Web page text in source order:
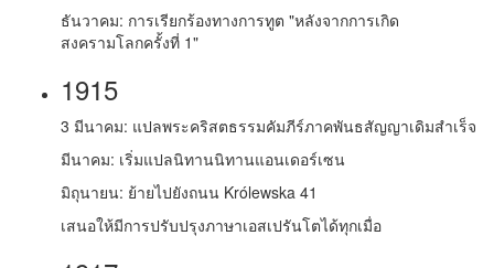
ธันวาคม: การเรียกร้องทางการทูต "หลังจากการเกิด
สงครามโลกครั้งที่ 1"
1915
3 มีนาคม: แปลพระคริสตธรรมคัมภีร์ภาคพันธสัญญาเดิมสำเร็จ
มีนาคม: เริ่มแปลนิทานนิทานแอนเดอร์เซน
มิถุนายน: ย้ายไปยังถนน Królewska 41
เสนอให้มีการปรับปรุงภาษาเอสเปรันโตได้ทุกเมื่อ